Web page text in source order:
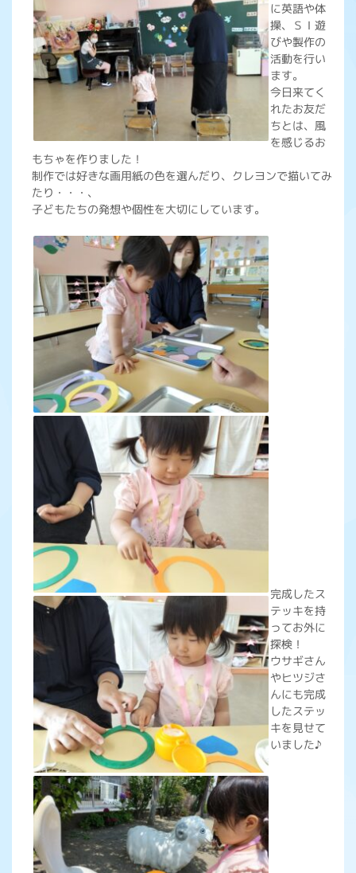
に英語や体
操、ＳＩ遊
びや製作の
活動を行い
ます。
今日来てく
れたお友だ
ちとは、風
を感じるお
もちゃを作りました！
制作では好きな画用紙の色を選んだり、クレヨンで描いてみ
たり・・・、
子どもたちの発想や個性を大切にしています。
完成したス
テッキを持
ってお外に
探検！
ウサギさん
やヒツジさ
んにも完成
したステッ
キを見せて
いました♪